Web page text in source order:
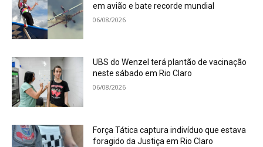
em avião e bate recorde mundial
06/08/2026
UBS do Wenzel terá plantão de vacinação
neste sábado em Rio Claro
06/08/2026
Força Tática captura indivíduo que estava
foragido da Justiça em Rio Claro